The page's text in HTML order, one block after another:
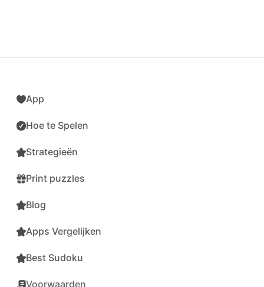
App
Hoe te Spelen
Strategieën
Print puzzles
Blog
Apps Vergelijken
Best Sudoku
Voorwaarden